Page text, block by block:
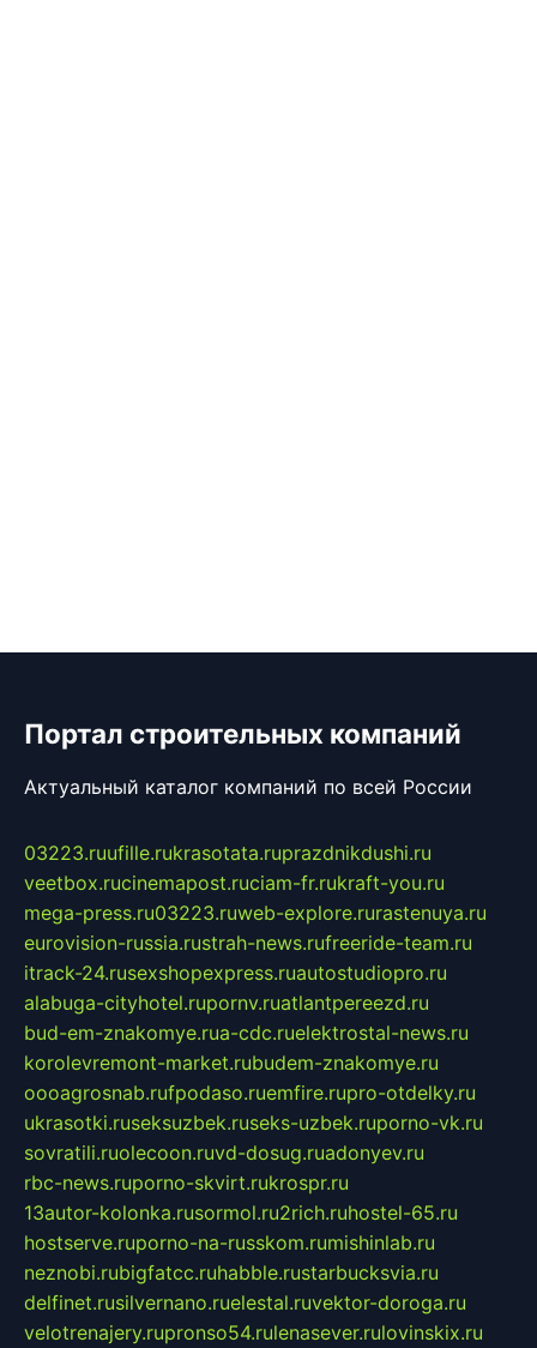
Портал строительных компаний
Актуальный каталог компаний по всей России
03223.ruufille.rukrasotata.ruprazdnikdushi.ru
veetbox.rucinemapost.ruciam-fr.rukraft-you.ru
mega-press.ru03223.ruweb-explore.rurastenuya.ru
eurovision-russia.rustrah-news.rufreeride-team.ru
itrack-24.rusexshopexpress.ruautostudiopro.ru
alabuga-cityhotel.rupornv.ruatlantpereezd.ru
bud-em-znakomye.rua-cdc.ruelektrostal-news.ru
korolevremont-market.rubudem-znakomye.ru
oooagrosnab.rufpodaso.ruemfire.rupro-otdelky.ru
ukrasotki.ruseksuzbek.ruseks-uzbek.ruporno-vk.ru
sovratili.ruolecoon.ruvd-dosug.ruadonyev.ru
rbc-news.ruporno-skvirt.rukrospr.ru
13autor-kolonka.rusormol.ru2rich.ruhostel-65.ru
hostserve.ruporno-na-russkom.rumishinlab.ru
neznobi.rubigfatcc.ruhabble.rustarbucksvia.ru
delfinet.rusilvernano.ruelestal.ruvektor-doroga.ru
velotrenajery.rupronso54.rulenasever.rulovinskix.ru